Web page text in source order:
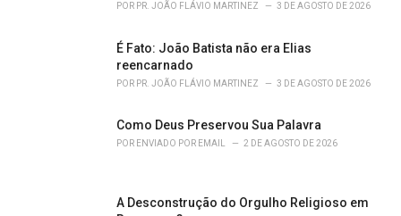
POR PR. JOÃO FLÁVIO MARTINEZ 3 DE AGOSTO DE 2026
É Fato: João Batista não era Elias
reencarnado
POR PR. JOÃO FLÁVIO MARTINEZ 3 DE AGOSTO DE 2026
Como Deus Preservou Sua Palavra
POR ENVIADO POR EMAIL 2 DE AGOSTO DE 2026
A Desconstrução do Orgulho Religioso em